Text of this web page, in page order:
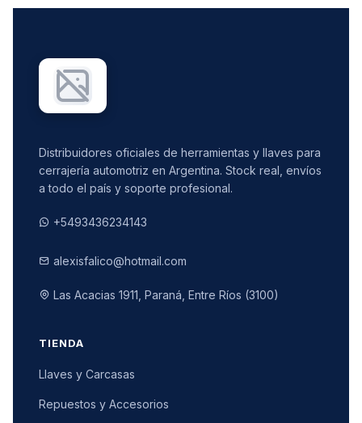
Distribuidores oficiales de herramientas y llaves para
cerrajería automotriz en Argentina. Stock real, envíos
a todo el país y soporte profesional.
+5493436234143
alexisfalico@hotmail.com
Las Acacias 1911, Paraná, Entre Ríos (3100)
TIENDA
Llaves y Carcasas
Repuestos y Accesorios